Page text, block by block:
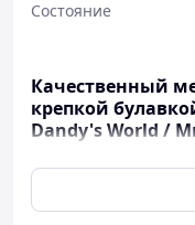
Состояние
Качественный
крепкой
Dandy's World /
Также мы делаем
изображением.